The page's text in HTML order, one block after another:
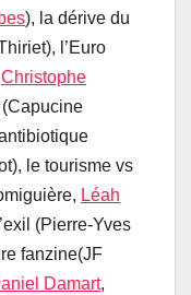
), la dérive du
l’Euro
Christophe
le tourisme vs
Léah
(Pierre-Yves
fanzine(JF
Damart,